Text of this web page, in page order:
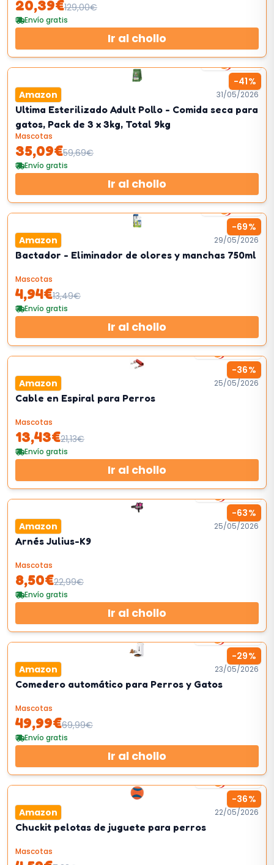
20,39€129,00€
Envío gratis
Ir al chollo
-41%
3km/h
Amazon 31/05/2026
Ultima Esterilizado Adult Pollo - Comida seca para
gatos, Pack de 3 x 3kg, Total 9kg
Mascotas
35,09€59,69€
Envío gratis
Ir al chollo
-69%
3km/h
Amazon 29/05/2026
Bactador - Eliminador de olores y manchas 750ml
Mascotas
4,94€13,49€
Envío gratis
Ir al chollo
-36%
50km/h
Amazon 25/05/2026
Cable en Espiral para Perros
Mascotas
13,43€21,13€
Envío gratis
Ir al chollo
-63%
38km/h
Amazon 25/05/2026
Arnés Julius-K9
Mascotas
8,50€22,99€
Envío gratis
Ir al chollo
-29%
48km/h
Amazon 23/05/2026
Comedero automático para Perros y Gatos
Mascotas
49,99€69,99€
Envío gratis
Ir al chollo
-36%
38km/h
Amazon 22/05/2026
Chuckit pelotas de juguete para perros
Mascotas